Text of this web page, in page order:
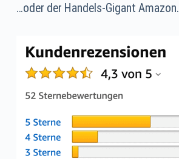
…oder der Handels-Gigant Amazon.